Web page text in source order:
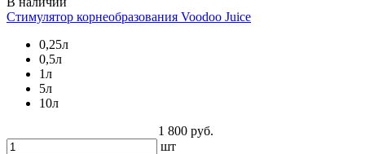
Стимулятор корнеобразования Voodoo Juice
0,25л
0,5л
1л
5л
10л
1 800 руб.
шт